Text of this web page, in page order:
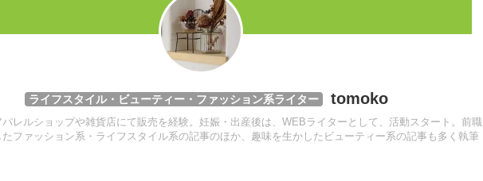
ライフスタイル・ビューティー・ファッション系ライター tomoko
レルショップや雑貨店にて販売を経験。妊娠・出産後は、WEBライターとして、活動スタート。前職
ファッション系・ライフスタイル系の記事のほか、趣味を生かしたビューティー系の記事も多く執筆